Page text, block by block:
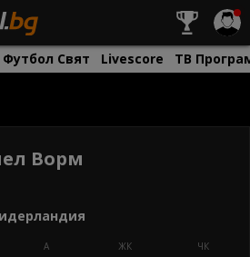
Футбол Свят Livescore ТВ
Ворм
А ЖК ЧК